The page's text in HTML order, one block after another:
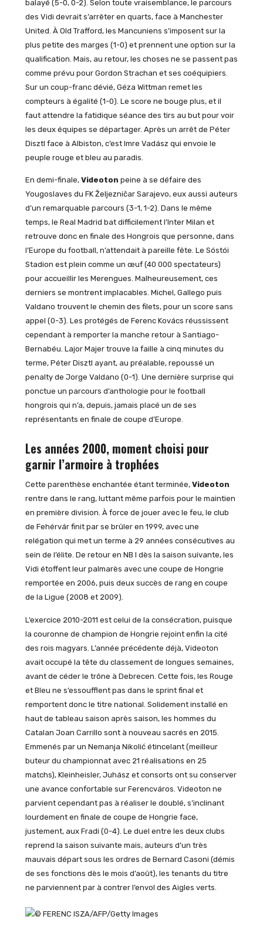
balayé (5-0, 0-2). Selon toute vraisemblance, le parcours
des Vidi devrait s’arrêter en quarts, face à Manchester
United. À Old Trafford, les Mancuniens s’imposent sur la
plus petite des marges (1-0) et prennent une option sur la
qualification. Mais, au retour, les choses ne se passent pas
comme prévu pour Gordon Strachan et ses coéquipiers.
Sur un coup-franc dévié, Géza Wittman remet les
compteurs à égalité (1-0). Le score ne bouge plus, et il
faut attendre la fatidique séance des tirs au but pour voir
les deux équipes se départager. Après un arrêt de Péter
Disztl face à Albiston, c’est Imre Vadász qui envoie le
peuple rouge et bleu au paradis.
En demi-finale, Videoton peine à se défaire des
Yougoslaves du FK Željezničar Sarajevo, eux aussi auteurs
d’un remarquable parcours (3-1, 1-2). Dans le même
temps, le Real Madrid bat difficilement l’Inter Milan et
retrouve donc en finale des Hongrois que personne, dans
l’Europe du football, n’attendait à pareille fête. Le Sóstói
Stadion est plein comme un œuf (40 000 spectateurs)
pour accueillir les Merengues. Malheureusement, ces
derniers se montrent implacables. Michel, Gallego puis
Valdano trouvent le chemin des filets, pour un score sans
appel (0-3). Les protégés de Ferenc Kovács réussissent
cependant à remporter la manche retour à Santiago-
Bernabéu. Lajor Majer trouve la faille à cinq minutes du
terme, Péter Disztl ayant, au préalable, repoussé un
penalty de Jorge Valdano (0-1). Une dernière surprise qui
ponctue un parcours d’anthologie pour le football
hongrois qui n’a, depuis, jamais placé un de ses
représentants en finale de coupe d’Europe.
Les années 2000, moment choisi pour
garnir l’armoire à trophées
Cette parenthèse enchantée étant terminée, Videoton
rentre dans le rang, luttant même parfois pour le maintien
en première division. À force de jouer avec le feu, le club
de Fehérvár finit par se brûler en 1999, avec une
relégation qui met un terme à 29 années consécutives au
sein de l’élite. De retour en NB I dès la saison suivante, les
Vidi étoffent leur palmarès avec une coupe de Hongrie
remportée en 2006, puis deux succès de rang en coupe
de la Ligue (2008 et 2009).
L’exercice 2010-2011 est celui de la consécration, puisque
la couronne de champion de Hongrie rejoint enfin la cité
des rois magyars. L’année précédente déjà, Videoton
avait occupé la tête du classement de longues semaines,
avant de céder le trône à Debrecen. Cette fois, les Rouge
et Bleu ne s’essoufflent pas dans le sprint final et
remportent donc le titre national. Solidement installé en
haut de tableau saison après saison, les hommes du
Catalan Joan Carrillo sont à nouveau sacrés en 2015.
Emmenés par un Nemanja Nikolić étincelant (meilleur
buteur du championnat avec 21 réalisations en 25
matchs), Kleinheisler, Juhász et consorts ont su conserver
une avance confortable sur Ferencváros. Videoton ne
parvient cependant pas à réaliser le doublé, s’inclinant
lourdement en finale de coupe de Hongrie face,
justement, aux Fradi (0-4). Le duel entre les deux clubs
reprend la saison suivante mais, auteurs d’un très
mauvais départ sous les ordres de Bernard Casoni (démis
de ses fonctions dès le mois d’août), les tenants du titre
ne parviennent par à contrer l’envol des Aigles verts.